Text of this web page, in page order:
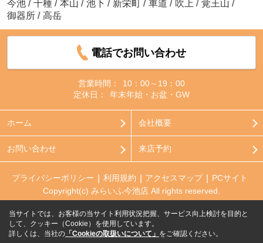
今池 / 千種 / 本山 / 池下 / 新栄町 / 車道 / 吹上 / 覚王山 /
御器所 / 高岳
電話でお問い合わせ
営業時間：
10：00～19：00
定休日：
年末年始・お盆・GW
ホーム 会社概要
お問い合わせ 来店予約
プライバシーポリシー 利用規約 アクセスマップ
PCサイト
Copyright(c) みらいふ今池店 All rights reserved.
当サイトでは、お客様の当サイト利用状況把握、サービス向上検討を目的と
して、クッキー（Cookie）を使用しています。
詳しくは、当社の 「Cookieの取扱いについて」 をご確認ください。